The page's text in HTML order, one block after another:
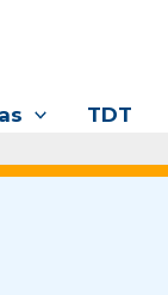
TDT